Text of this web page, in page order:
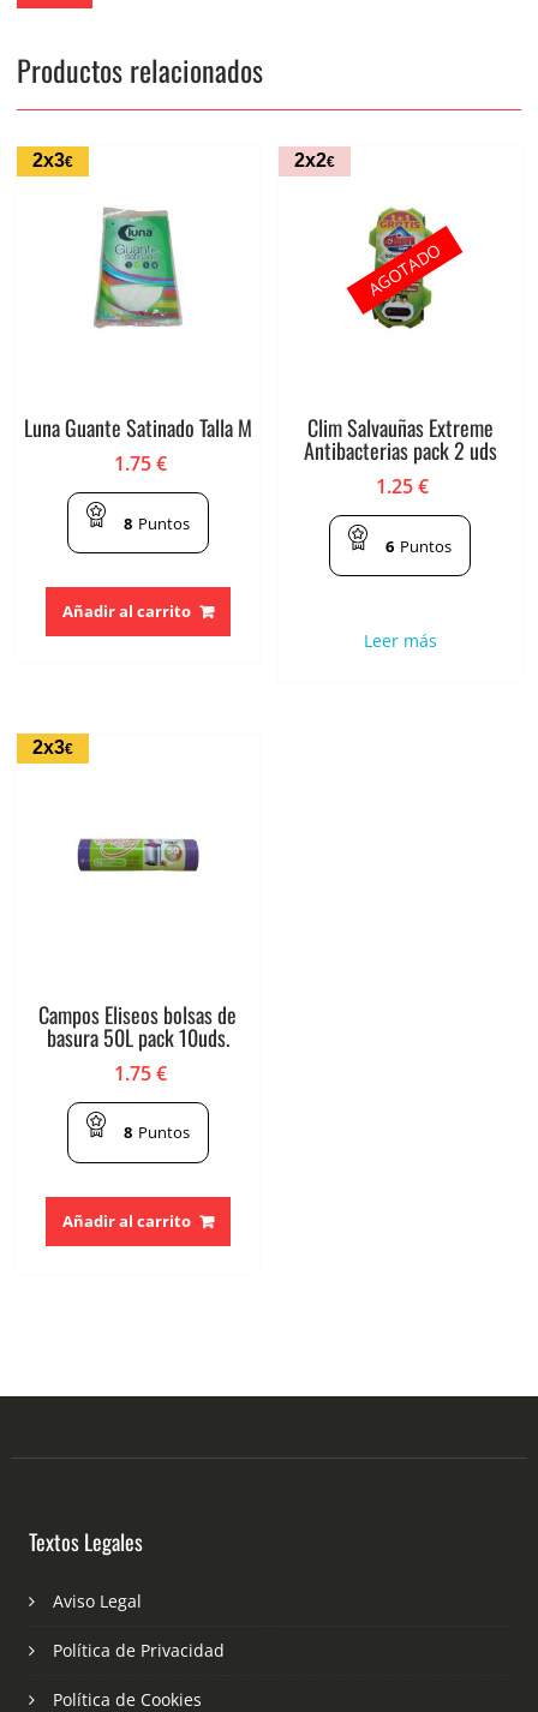
Productos relacionados
2x3€
Luna Guante Satinado Talla M
1.75€
8 Puntos
Añadir al carrito
2x2€
Clim Salvauñas Extreme
Antibacterias pack 2 uds
1.25€
6 Puntos
Leer más
AGOTADO
2x3€
Campos Eliseos bolsas de
basura 50L pack 10uds.
1.75€
8 Puntos
Añadir al carrito
Textos Legales
Aviso Legal
Política de Privacidad
Política de Cookies